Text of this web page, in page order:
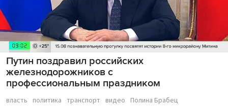
Путин поздравил российских
железнодорожников с
профессиональным праздником
власть политика транспорт видео Полина Брабец